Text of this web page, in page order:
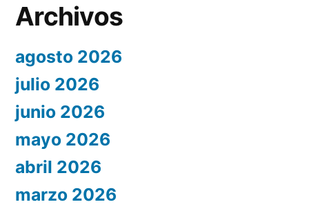
Archivos
agosto 2026
julio 2026
junio 2026
mayo 2026
abril 2026
marzo 2026